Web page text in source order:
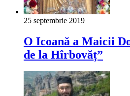
25 septembrie 2019
O Icoană a Maicii
de la Hîrbovăț”